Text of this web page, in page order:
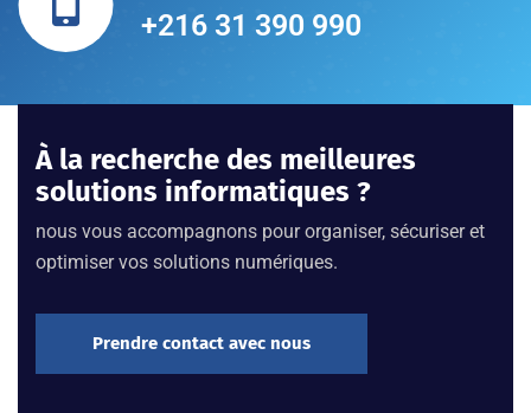
+216 31 390 990
À la recherche des meilleures
solutions informatiques ?
nous vous accompagnons pour organiser, sécuriser et
optimiser vos solutions numériques.
Prendre contact avec nous